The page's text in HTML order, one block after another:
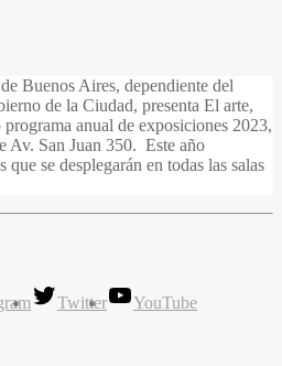
Buenos Aires, dependiente del
de la Ciudad, presenta El arte,
anual de exposiciones 2023,
Av. San Juan 350. Este año
se desplegarán en todas las salas
Twitter
YouTube